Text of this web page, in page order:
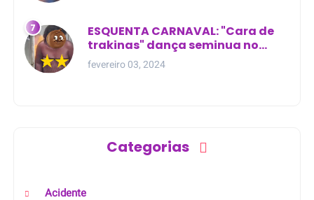
ESQUENTA CARNAVAL: "Cara de
trakinas" dança seminua no
meio da rua na Bahia
fevereiro 03, 2024
Categorias
Acidente